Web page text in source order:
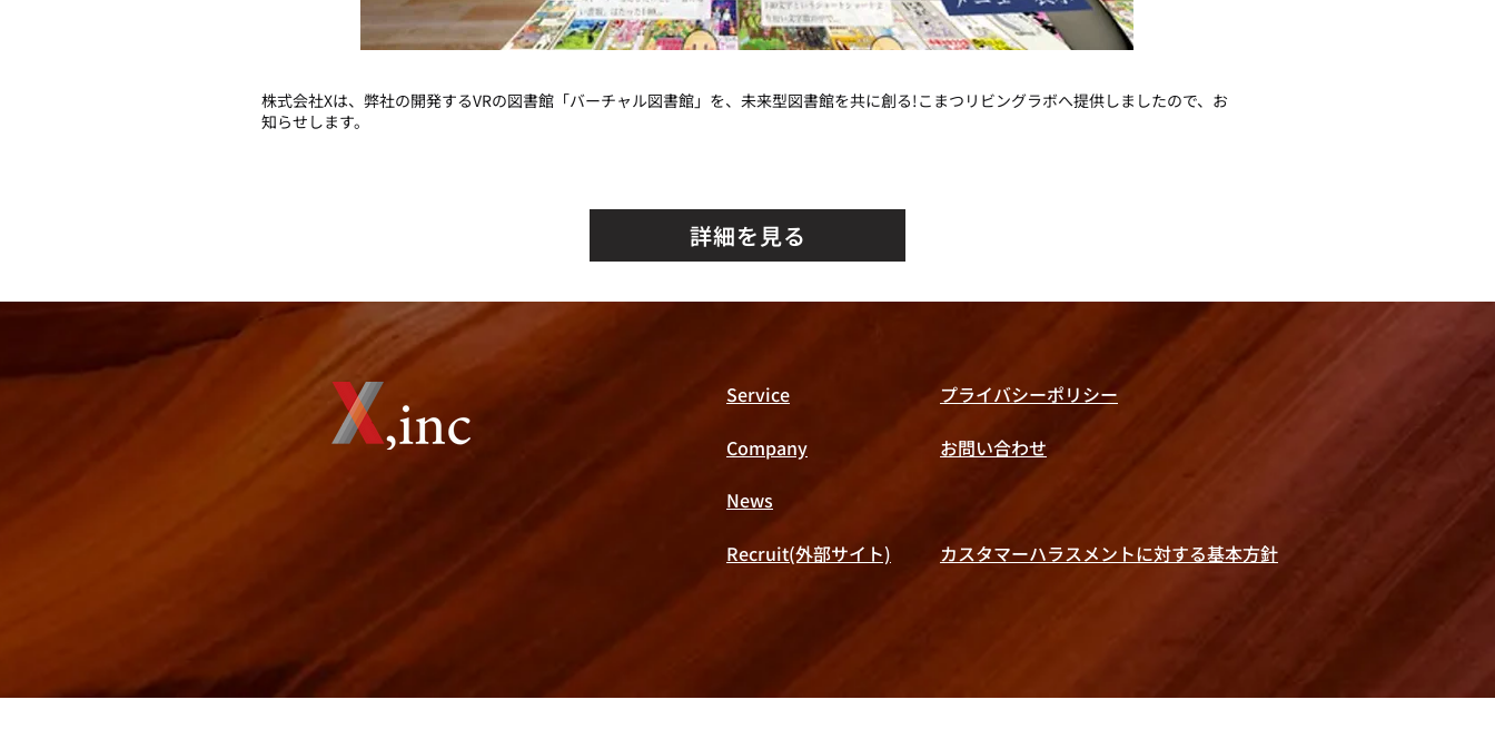
株式会社Xは、弊社の開発するVRの図書館「バーチャル図書館」を、未来型図書館を共に創る!こまつリビングラボへ提供しましたので、お
知らせします。
詳細を見る
Recruit(外部サイト)
​お問い合わせ
プライバシーポリシー
Service
Company
News
カスタマーハラスメントに対する基本方針